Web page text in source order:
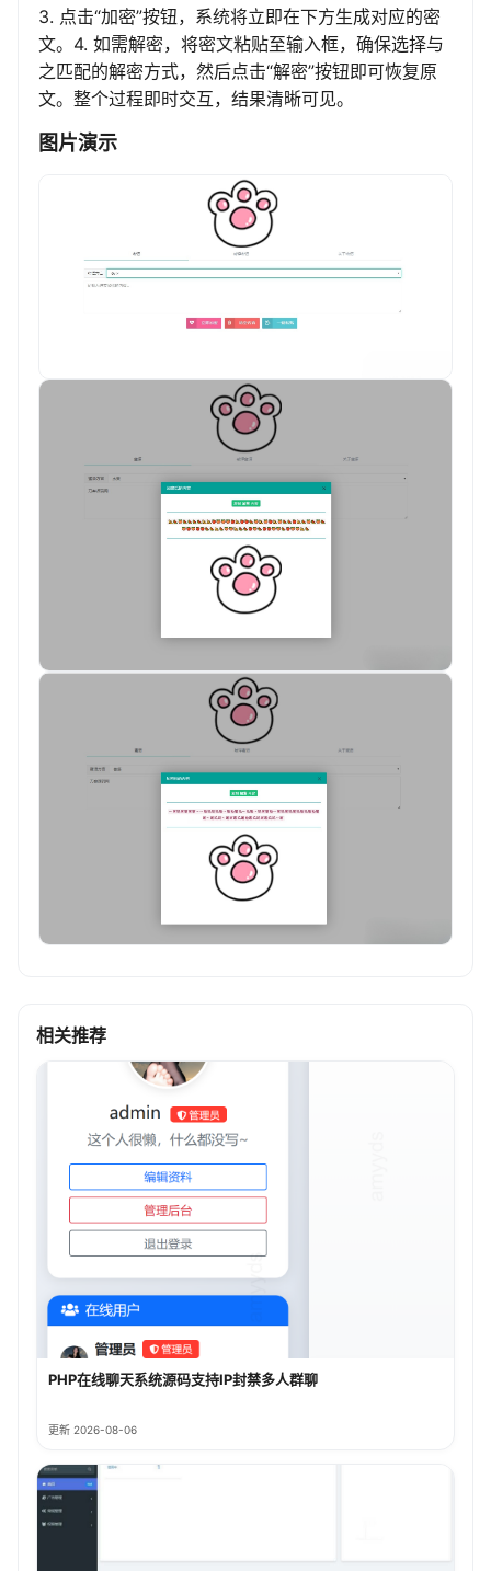
3. 点击“加密”按钮，系统将立即在下方生成对应的密
文。4. 如需解密，将密文粘贴至输入框，确保选择与
之匹配的解密方式，然后点击“解密”按钮即可恢复原
文。整个过程即时交互，结果清晰可见。
图片演示
相关推荐
PHP在线聊天系统源码支持IP封禁多人群聊
更新 2026-08-06